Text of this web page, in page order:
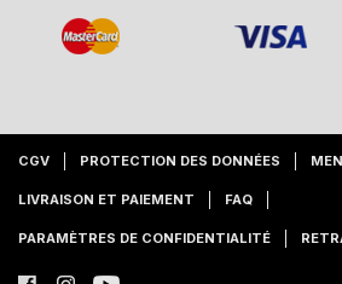
CGV PROTECTION DES DONNÉES
LIVRAISON ET PAIEMENT FAQ
PARAMÈTRES DE CONFIDENTIALITÉ